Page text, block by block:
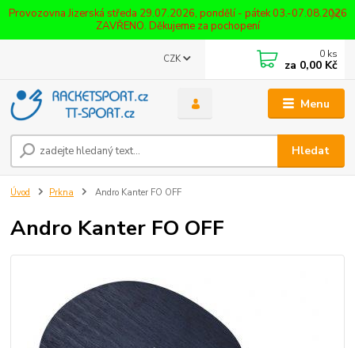
Provozovna Jizerská středa 29.07.2026, pondělí - pátek 03.-07.08.2026
ZAVŘENO. Děkujeme za pochopení
Menu
CZK
Hledat
0 ks
za 0,00 Kč
Úvod Prkna Andro Kanter FO OFF
Andro Kanter FO OFF